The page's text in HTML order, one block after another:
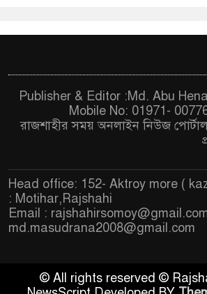
Publisher & Editor :Md. Abu
Mobile No: 01971-
রাজশাহীর সময় অনলাইন নিউজ
Head office: 152- Aktroy more (
: Motihar,Rajshahi
Email :
md.masudrana2008@gmail.com
© All rights reserved ©